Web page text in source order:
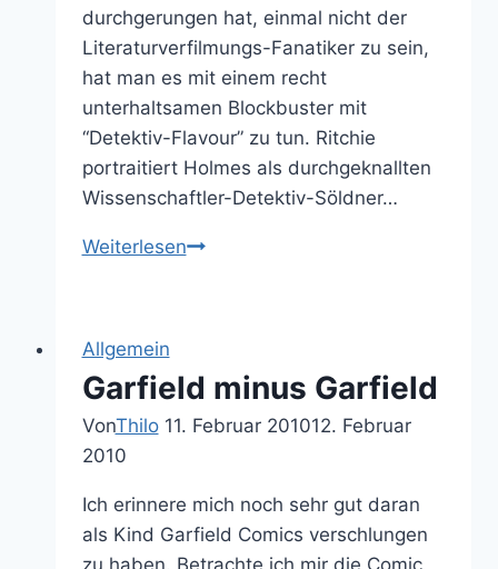
durchgerungen hat, einmal nicht der
Literaturverfilmungs-Fanatiker zu sein,
hat man es mit einem recht
unterhaltsamen Blockbuster mit
“Detektiv-Flavour” zu tun. Ritchie
portraitiert Holmes als durchgeknallten
Wissenschaftler-Detektiv-Söldner…
WeiterlesenSherlock
Allgemein
Garfield minus Garfield
VonThilo 11. Februar 201012. Februar
2010
Ich erinnere mich noch sehr gut daran
als Kind Garfield Comics verschlungen
zu haben. Betrachte ich mir die Comic